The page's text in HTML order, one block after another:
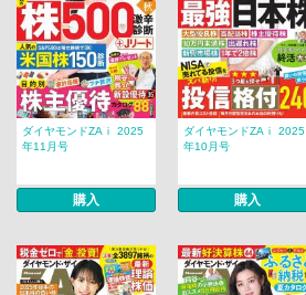
ダイヤモンドZAｉ 2025
年11月号
購入
ダイヤモンドZAｉ 2025
年10月号
購入